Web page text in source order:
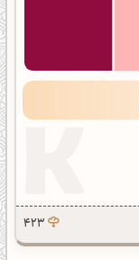
423